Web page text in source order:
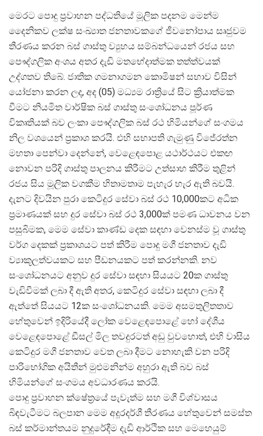
මෙරට පොදු ප්රවාහන පද්ධතියේ මූලික පදනම මෙන්ම
දෛනිකව ලක්ෂ සංඛ්යාත ජනතාවකගේ ජීවනෝපාය සෘජුවම
තීරණය කරන බස් ගාස්තු ව්යුහය සම්බන්ධයෙන් රජය සහ
පෞද්ගලික අංශය අතර දැඩි මතභේදාත්මක තත්ත්වයක්
උද්ගතව තිබේ. ජාතික ගමනාගමන කොමිෂන් සභාව විසින්
යෝජනා කරන ලද, අද (05) මධ්යම රාත්රියේ සිට ක්රියාත්මක
වීමට නියමිත වාර්ෂික බස් ගාස්තු සංශෝධනය පූර්‌ණ
විකෘතියක් බව ලංකා පෞද්ගලික බස් රථ හිමියන්ගේ සංගමය
නිල වශයෙන් ප්රකාශ කරයි. එහි සභාපති ගැමුණු විජේරත්න
මහතා පෙන්වා දෙන්නේ, වෙළෙඳපොළ යථාර්ථයට එකඟ
නොවන පරිදි ගාස්තු පාලනය කිරීමට උත්සාහ කිරීම තුළින්
රජය සිය මූලික වගකීම හිතාමතාම පැහැර හැර ඇති බවයි.
දැනට දිවයින පුරා කෙටිදුර සේවා බස් රථ 10,000කට අධික
ප්රමාණයක් සහ දුර සේවා බස් රථ 3,000ක් පමණ ධාවනය වන
පසුබිමක, මෙම සේවා කාණ්ඩ දෙක සඳහා වෙනස්ම වූ ගාස්තු
වර්ග දෙකක් ප්රකාශයට පත් කිරීම පොදු මගී ජනතාව දැඩි
ව්යාකූලත්වයකට සහ පීඩනයකට පත් කරන්නකි. නව
සංශෝධනයට අනුව දුර සේවා සඳහා සියයට 20ක ගාස්තු
වැඩිවීමක් ලබා දී ඇති අතර, කෙටිදුර සේවා සඳහා ලබා දී
ඇත්තේ සියයට 12ක සංශෝධනයකි. මෙම අසමතුලිතතාව
හේතුවෙන් ඉදිරියේදී ලෝක වෙළෙඳපොළේ හෝ දේශීය
වෙළෙඳපොළේ ඩීසල් මිල තවදුරටත් අඩු වුවහොත්, එහි වාසිය
කෙටිදුර මගී ජනතාව වෙත ලබා දීමට නොහැකි වන පරිදි
පාරිභෝගික අයිතීන් මුළුමනින්ම අහුරා ඇති බව බස්
හිමියන්ගේ සංගමය අවධාරණය කරයි.
පොදු ප්රවාහන ක්ෂේත්රයේ පැවැත්ම සහ මගී විශ්වාසය
බිඳවැටීමට බලපාන මෙම අදූරදර්ශී තීරණය හේතුවෙන් සමස්ත
බස් කර්‌මාන්තයම නුදුරේදීම දැඩි ආර්ථික සහ මෙහෙයුම්